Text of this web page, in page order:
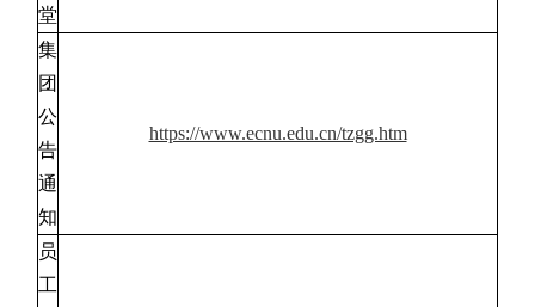
堂
集
团
公
告
通
知
https://www.ecnu.edu.cn/tzgg.htm
员
工